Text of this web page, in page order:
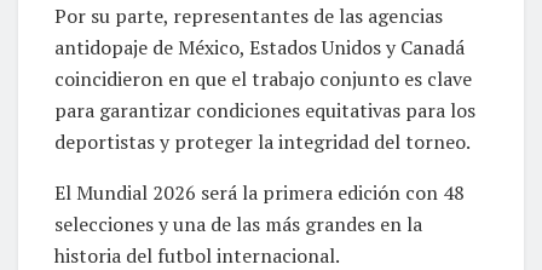
Por su parte, representantes de las agencias
antidopaje de México, Estados Unidos y Canadá
coincidieron en que el trabajo conjunto es clave
para garantizar condiciones equitativas para los
deportistas y proteger la integridad del torneo.
El Mundial 2026 será la primera edición con 48
selecciones y una de las más grandes en la
historia del futbol internacional.